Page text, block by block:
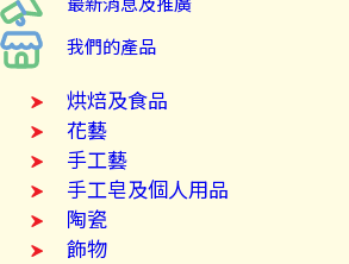
我們的產品
烘焙及食品
花藝
手工藝
手工皂及個人用品
陶瓷
飾物